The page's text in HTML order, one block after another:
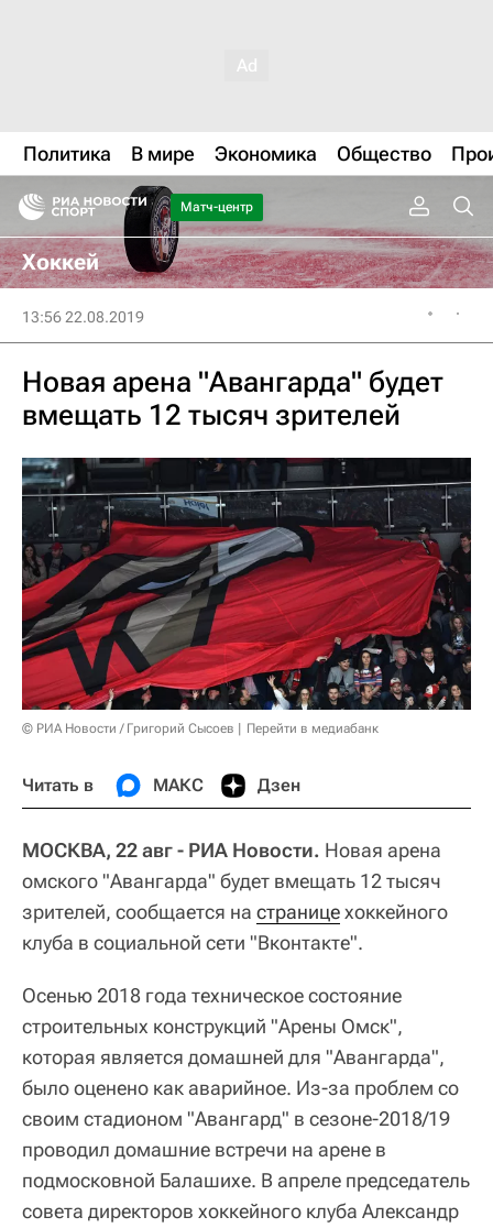
Политика В мире Экономика Общество
Матч-центр
Хоккей
13:56 22.08.2019
Новая арена "Авангарда" будет
вмещать 12 тысяч зрителей
© РИА Новости / Григорий Сысоев Перейти в медиабанк
Читать в МАКС Дзен
МОСКВА, 22 авг - РИА Новости. Новая арена
омского "Авангарда" будет вмещать 12 тысяч
зрителей, сообщается на страницехоккейного
клуба в социальной сети "Вконтакте".
Осенью 2018 года техническое состояние
строительных конструкций "Арены Омск",
которая является домашней для "Авангарда",
было оценено как аварийное. Из-за проблем со
своим стадионом "Авангард" в сезоне-2018/19
проводил домашние встречи на арене в
подмосковной Балашихе. В апреле председатель
совета директоров хоккейного клуба Александр